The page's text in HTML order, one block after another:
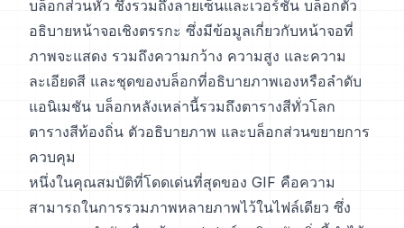
บล็อกส่วนหัว ซึ่งรวมถึงลายเซ็นและเวอร์ชัน บล็อกตัว
อธิบายหน้าจอเชิงตรรกะ ซึ่งมีข้อมูลเกี่ยวกับหน้าจอที่
ภาพจะแสดง รวมถึงความกว้าง ความสูง และความ
ละเอียดสี และชุดของบล็อกที่อธิบายภาพเองหรือลำดับ
แอนิเมชัน บล็อกหลังเหล่านี้รวมถึงตารางสีทั่วโลก
ตารางสีท้องถิ่น ตัวอธิบายภาพ และบล็อกส่วนขยายการ
ควบคุม
หนึ่งในคุณสมบัติที่โดดเด่นที่สุดของ GIF คือความ
สามารถในการรวมภาพหลายภาพไว้ในไฟล์เดียว ซึ่ง